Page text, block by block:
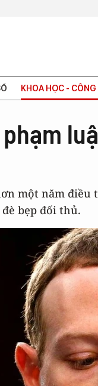
KHOA HỌC - CÔNG
một năm
bẹp đối thủ.